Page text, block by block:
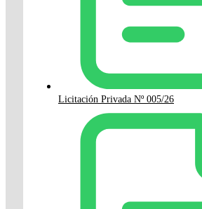
Licitación Privada Nº 005/26